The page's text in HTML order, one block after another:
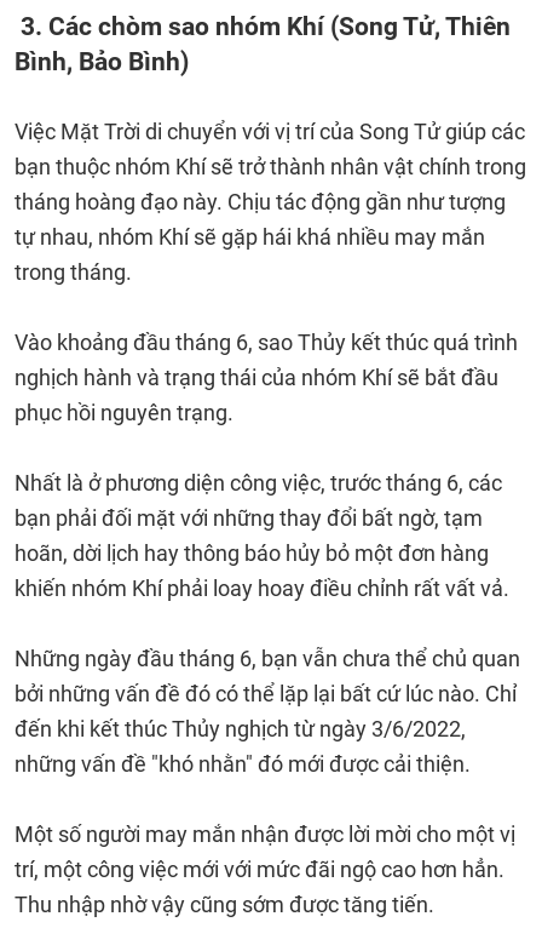
3. Các chòm sao nhóm Khí (Song Tử, Thiên
Bình, Bảo Bình)
Việc Mặt Trời di chuyển với vị trí của Song Tử giúp các
bạn thuộc nhóm Khí sẽ trở thành nhân vật chính trong
tháng hoàng đạo này. Chịu tác động gần như tượng
tự nhau, nhóm Khí sẽ gặp hái khá nhiều may mắn
trong tháng.
Vào khoảng đầu tháng 6, sao Thủy kết thúc quá trình
nghịch hành và trạng thái của nhóm Khí sẽ bắt đầu
phục hồi nguyên trạng.
Nhất là ở phương diện công việc, trước tháng 6, các
bạn phải đối mặt với những thay đổi bất ngờ, tạm
hoãn, dời lịch hay thông báo hủy bỏ một đơn hàng
khiến nhóm Khí phải loay hoay điều chỉnh rất vất vả.
Những ngày đầu tháng 6, bạn vẫn chưa thể chủ quan
bởi những vấn đề đó có thể lặp lại bất cứ lúc nào. Chỉ
đến khi kết thúc Thủy nghịch từ ngày 3/6/2022,
những vấn đề "khó nhằn" đó mới được cải thiện.
Một số người may mắn nhận được lời mời cho một vị
trí, một công việc mới với mức đãi ngộ cao hơn hẳn.
Thu nhập nhờ vậy cũng sớm được tăng tiến.